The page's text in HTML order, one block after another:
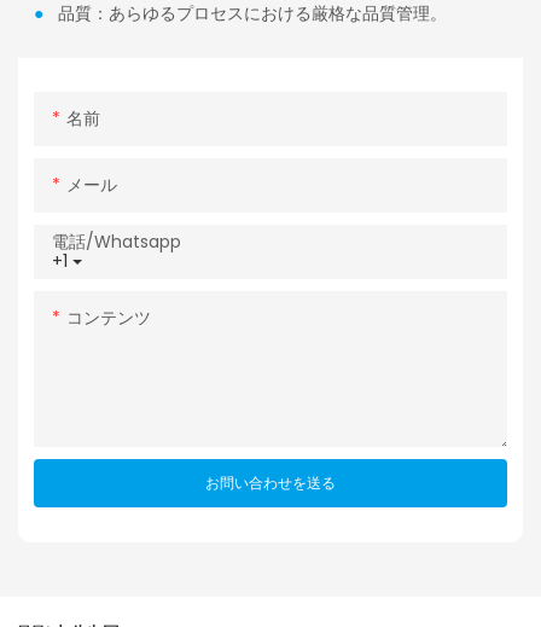
● 品質：あらゆるプロセスにおける厳格な品質管理。
名前
メール
+1
電話/whatsapp
コンテンツ
お問い合わせを送る